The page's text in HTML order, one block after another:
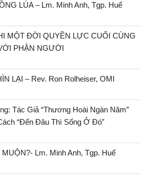
LÚA – Lm. Minh Anh, Tgp. Huế
MỘT ĐỜI QUYỀN LỰC CUỐI CÙNG
PHẬN NGƯỜI
LẠI – Rev. Ron Rolheiser, OMI
Tác Giả “Thương Hoài Ngàn Năm”
“Đến Đâu Thì Sống Ở Đó”
Lm. Minh Anh, Tgp. Huế